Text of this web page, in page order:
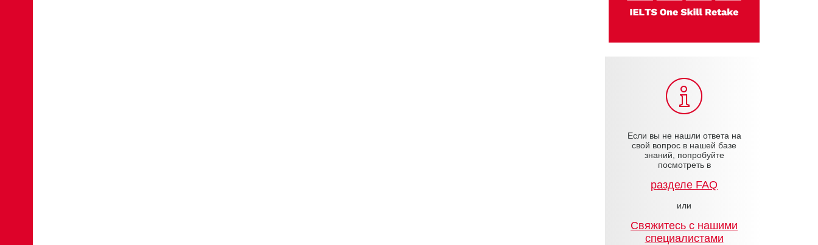
Если вы не нашли ответа на
свой вопрос в нашей базе
знаний, попробуйте
посмотреть в
разделе FAQ
или
Cвяжитесь с нашими
специалистами